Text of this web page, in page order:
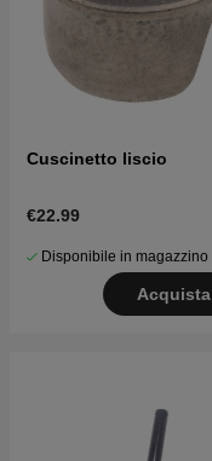
Cuscinetto liscio
€22.99
Disponibile in magazzino
Acquista